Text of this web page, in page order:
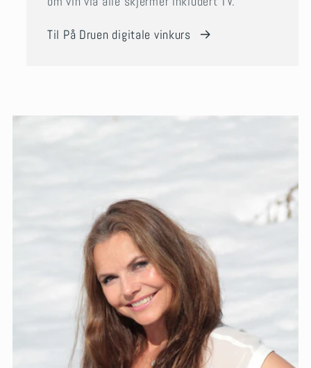
Til På Druen digitale vinkurs